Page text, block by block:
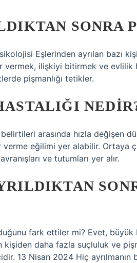
SONRA
Eşlerinden ayrılan bazı
vermek, ilişkiyi bitirmek ve evlilik
pişmanlığı tetikler.
arasında hızla değişen
eğilimi yer alabilir. Ortaya
ve tutumları yer alır.
fark ettiler mi? Evet, büyük
kişiden daha fazla suçluluk ve
13 Nisan 2024 Hiç